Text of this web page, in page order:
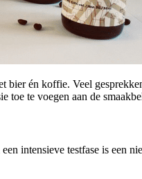
én koffie. Veel
toe te voegen aan de
intensieve testfase is een